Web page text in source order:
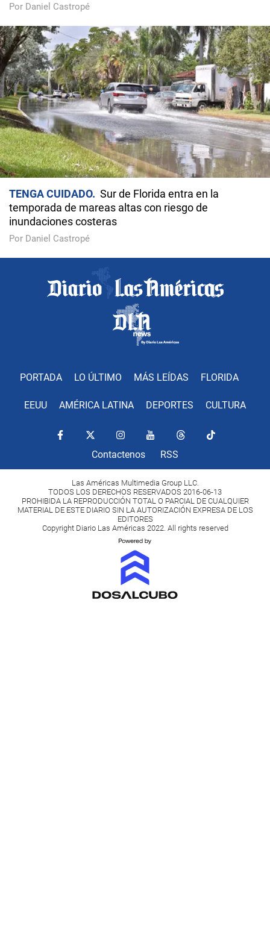
Por Daniel Castropé
TENGA CUIDADO
Sur de Florida entra en la
temporada de mareas altas con riesgo de
inundaciones costeras
Por Daniel Castropé
PORTADA LO ÚLTIMO MÁS LEÍDAS FLORIDA
EEUU AMÉRICA LATINA DEPORTES CULTURA
Contactenos RSS
Las Américas Multimedia Group LLC.
TODOS LOS DERECHOS RESERVADOS 2016-06-13
PROHIBIDA LA REPRODUCCIÓN TOTAL O PARCIAL DE CUALQUIER
MATERIAL DE ESTE DIARIO SIN LA AUTORIZACIÓN EXPRESA DE LOS
EDITORES
Copyright Diario Las Américas 2022. All rights reserved